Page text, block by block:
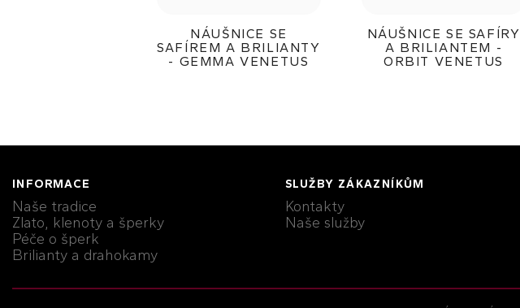
NÁUŠNICE SE
SAFÍREM A BRILIANTY
- GEMMA VENETUS
NÁUŠNICE SE SAFÍRY
A BRILIANTEM -
ORBIT VENETUS
INFORMACE
Naše tradice
Zlato, klenoty a šperky
Péče o šperk
Brilianty a drahokamy
SLUŽBY ZÁKAZNÍKŮM
Kontakty
Naše služby